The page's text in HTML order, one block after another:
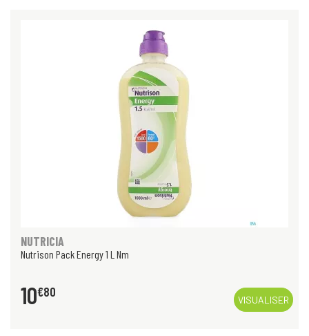
NUTRICIA
Nutrison Pack Energy 1 L Nm
10€80
VISUALISER